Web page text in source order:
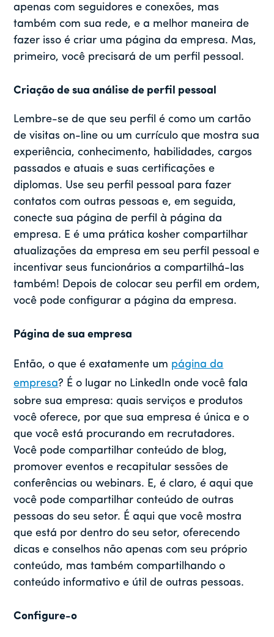
apenas com seguidores e conexões, mas
também com sua rede, e a melhor maneira de
fazer isso é criar uma página da empresa. Mas,
primeiro, você precisará de um perfil pessoal.
Criação de sua análise de perfil pessoal
Lembre-se de que seu perfil é como um cartão
de visitas on-line ou um currículo que mostra sua
experiência, conhecimento, habilidades, cargos
passados e atuais e suas certificações e
diplomas. Use seu perfil pessoal para fazer
contatos com outras pessoas e, em seguida,
conecte sua página de perfil à página da
empresa. E é uma prática kosher compartilhar
atualizações da empresa em seu perfil pessoal e
incentivar seus funcionários a compartilhá-las
também! Depois de colocar seu perfil em ordem,
você pode configurar a página da empresa.
Página de sua empresa
Então, o que é exatamente um página da
empresa? É o lugar no LinkedIn onde você fala
sobre sua empresa: quais serviços e produtos
você oferece, por que sua empresa é única e o
que você está procurando em recrutadores.
Você pode compartilhar conteúdo de blog,
promover eventos e recapitular sessões de
conferências ou webinars. E, é claro, é aqui que
você pode compartilhar conteúdo de outras
pessoas do seu setor. É aqui que você mostra
que está por dentro do seu setor, oferecendo
dicas e conselhos não apenas com seu próprio
conteúdo, mas também compartilhando o
conteúdo informativo e útil de outras pessoas.
Configure-o